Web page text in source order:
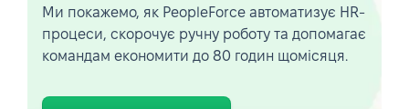
Ми покажемо, як PeopleForce автоматизує HR-
процеси, скорочує ручну роботу та допомагає
командам економити до 80 годин щомісяця.